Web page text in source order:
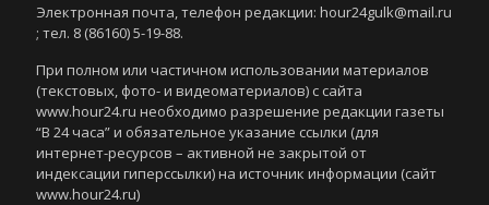
Электронная почта, телефон редакции: hour24gulk@mail.ru
; тел. 8 (86160) 5-19-88.
При полном или частичном использовании материалов
(текстовых, фото- и видеоматериалов) с сайта
www.hour24.ru необходимо разрешение редакции газеты
“В 24 часа” и обязательное указание ссылки (для
интернет-ресурсов – активной не закрытой от
индексации гиперссылки) на источник информации (сайт
www.hour24.ru)